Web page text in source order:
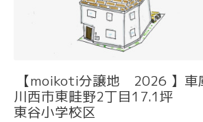
【moikoti分譲地 2026 】車
川西市東畦野2丁目17.1坪
東谷小学校区